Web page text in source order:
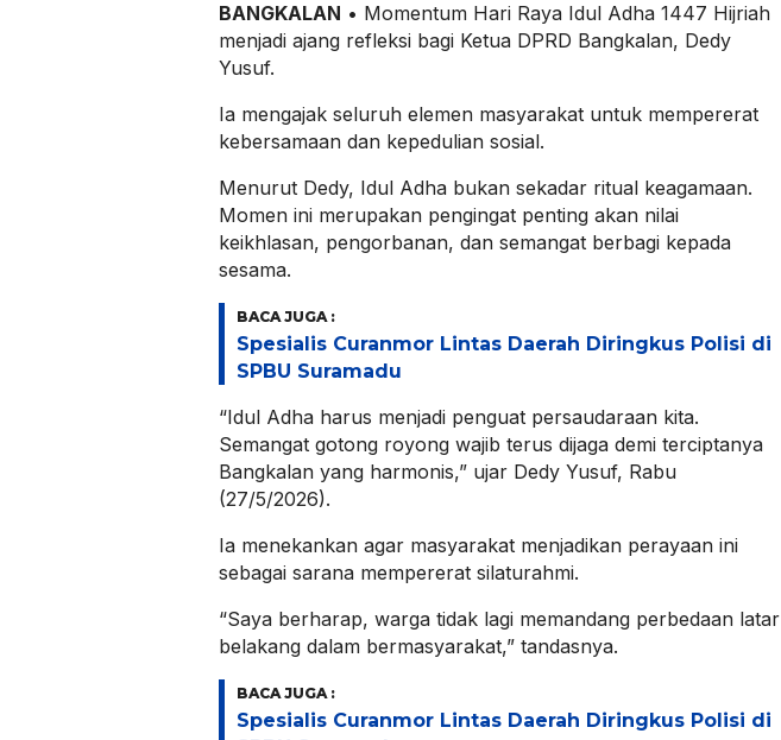
BANGKALAN • Momentum Hari Raya Idul Adha 1447 Hijriah
menjadi ajang refleksi bagi Ketua DPRD Bangkalan, Dedy
Yusuf.
Ia mengajak seluruh elemen masyarakat untuk mempererat
kebersamaan dan kepedulian sosial.
​Menurut Dedy, Idul Adha bukan sekadar ritual keagamaan.
Momen ini merupakan pengingat penting akan nilai
keikhlasan, pengorbanan, dan semangat berbagi kepada
sesama.
BACA JUGA :
Spesialis Curanmor Lintas Daerah Diringkus Polisi di
SPBU Suramadu
​“Idul Adha harus menjadi penguat persaudaraan kita.
Semangat gotong royong wajib terus dijaga demi terciptanya
Bangkalan yang harmonis,” ujar Dedy Yusuf, Rabu
(27/5/2026).
​Ia menekankan agar masyarakat menjadikan perayaan ini
sebagai sarana mempererat silaturahmi.
“Saya berharap, warga tidak lagi memandang perbedaan latar
belakang dalam bermasyarakat,” tandasnya.
BACA JUGA :
Spesialis Curanmor Lintas Daerah Diringkus Polisi di